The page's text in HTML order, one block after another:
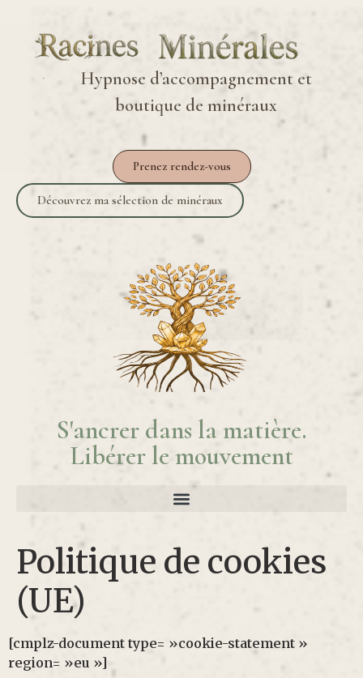
Hypnose d’accompagnement et
boutique de minéraux
Prenez rendez-vous
Découvrez ma sélection de minéraux
S'ancrer dans la matière.
Libérer le mouvement
Politique de cookies
(UE)
[cmplz-document type= »cookie-statement »
region= »eu »]